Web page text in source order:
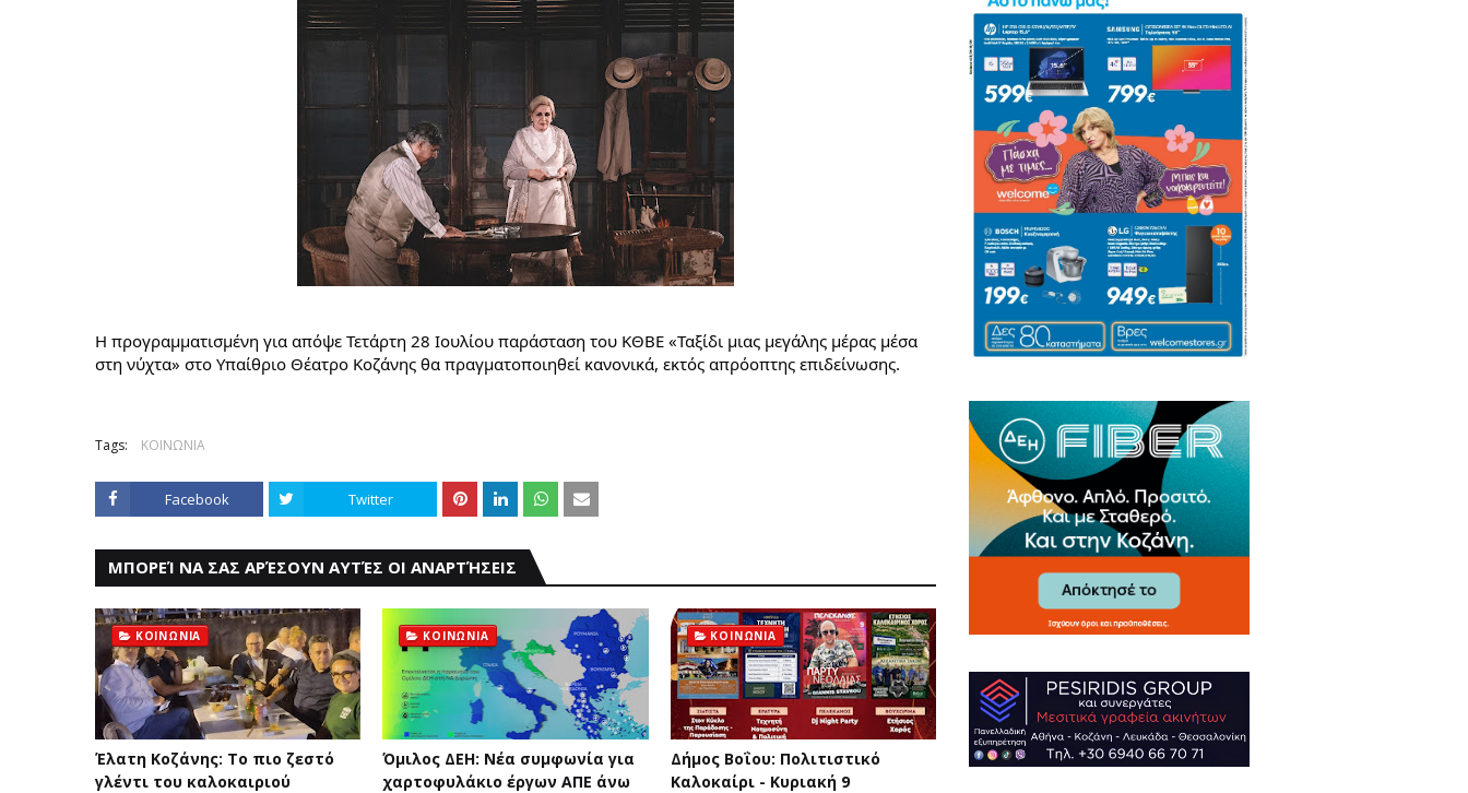
Η προγραμματισμένη για απόψε Τετάρτη 28 Ιουλίου παράσταση του ΚΘΒΕ «Ταξίδι μιας μεγάλης μέρας μέσα
στη νύχτα» στο Υπαίθριο Θέατρο Κοζάνης θα πραγματοποιηθεί κανονικά, εκτός απρόοπτης επιδείνωσης.
Tags: ΚΟΙΝΩΝΙΑ
Facebook Twitter
ΜΠΟΡΕΊ ΝΑ ΣΑΣ ΑΡΈΣΟΥΝ ΑΥΤΈΣ ΟΙ ΑΝΑΡΤΉΣΕΙΣ
ΚΟΙΝΩΝΙΑ
Έλατη Κοζάνης: Το πιο ζεστό
γλέντι του καλοκαιριού
ΚΟΙΝΩΝΙΑ
Όμιλος ΔΕΗ: Νέα συμφωνία για
χαρτοφυλάκιο έργων ΑΠΕ άνω
ΚΟΙΝΩΝΙΑ
Δήμος Βοΐου: Πολιτιστικό
Καλοκαίρι - Κυριακή 9